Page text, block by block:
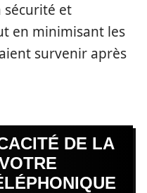
et
en minimisant les
survenir après
DE LA